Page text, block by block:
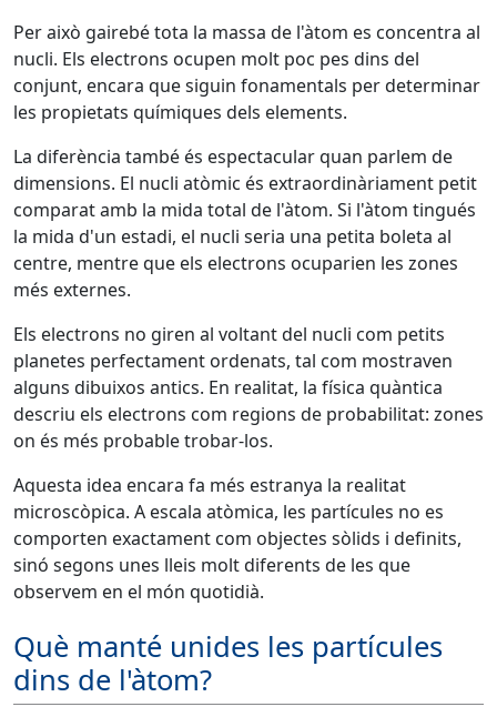
Per això gairebé tota la massa de l'àtom es concentra al
nucli. Els electrons ocupen molt poc pes dins del
conjunt, encara que siguin fonamentals per determinar
les propietats químiques dels elements.
La diferència també és espectacular quan parlem de
dimensions. El nucli atòmic és extraordinàriament petit
comparat amb la mida total de l'àtom. Si l'àtom tingués
la mida d'un estadi, el nucli seria una petita boleta al
centre, mentre que els electrons ocuparien les zones
més externes.
Els electrons no giren al voltant del nucli com petits
planetes perfectament ordenats, tal com mostraven
alguns dibuixos antics. En realitat, la física quàntica
descriu els electrons com regions de probabilitat: zones
on és més probable trobar-los.
Aquesta idea encara fa més estranya la realitat
microscòpica. A escala atòmica, les partícules no es
comporten exactament com objectes sòlids i definits,
sinó segons unes lleis molt diferents de les que
observem en el món quotidià.
Què manté unides les partícules
dins de l'àtom?